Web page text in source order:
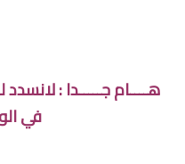
هــــام جـــــدا :
في